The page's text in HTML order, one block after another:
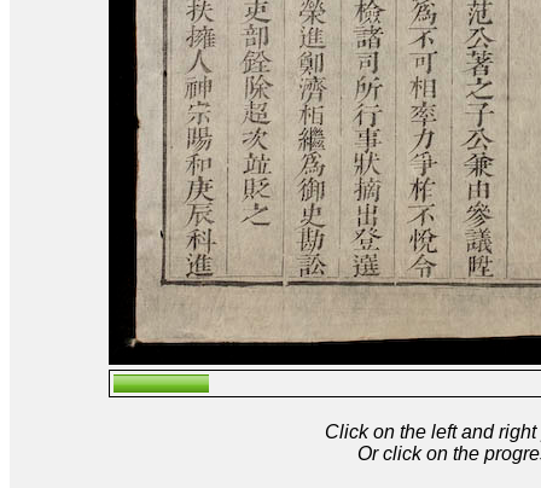
Click on the left and
Or click on the